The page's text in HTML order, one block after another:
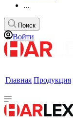
...
Поиск
Войти
Главная Продукция